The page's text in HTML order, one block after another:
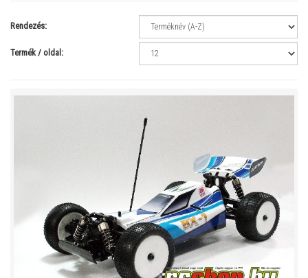
Rendezés:
Termék / oldal: